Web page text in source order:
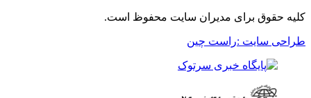
کلیه حقوق برای مدیران سایت محفوظ است.
طراحی سایت :راست چین